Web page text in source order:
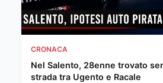
CRONACA
Nel Salento, 28enne trovato
strada tra Ugento e Racale